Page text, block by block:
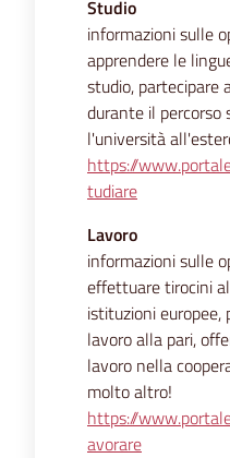
Studio
informazioni sulle
apprendere le
studio, partecipare
durante il percorso
l'università
https://
tudiare
Lavoro
informazioni sulle
effettuare tirocini
istituzioni europee,
lavoro alla pari,
lavoro nella
molto altro!
https://
avorare